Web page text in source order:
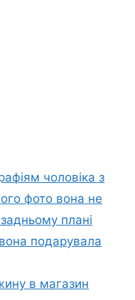
чоловіка з
фото вона не
плані
подарувала
в магазин